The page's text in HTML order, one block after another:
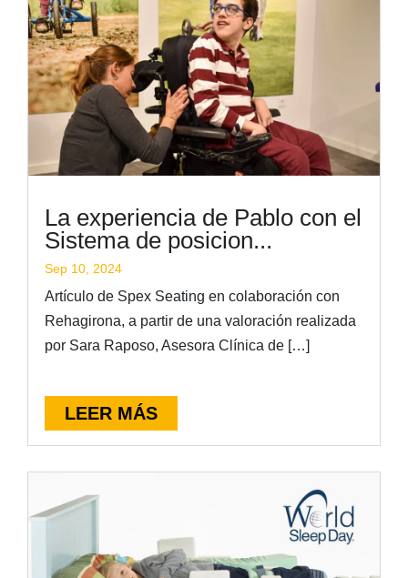
La experiencia de Pablo con el
Sistema de posicion...
Sep 10, 2024
Artículo de Spex Seating en colaboración con
Rehagirona, a partir de una valoración realizada
por Sara Raposo, Asesora Clínica de […]
LEER MÁS